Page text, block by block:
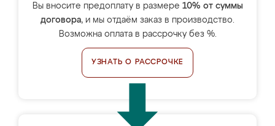
Вы вносите предоплату в размере 10% от суммы
договора, и мы отдаём заказ в производство.
Возможна оплата в рассрочку без %.
УЗНАТЬ О РАССРОЧКЕ